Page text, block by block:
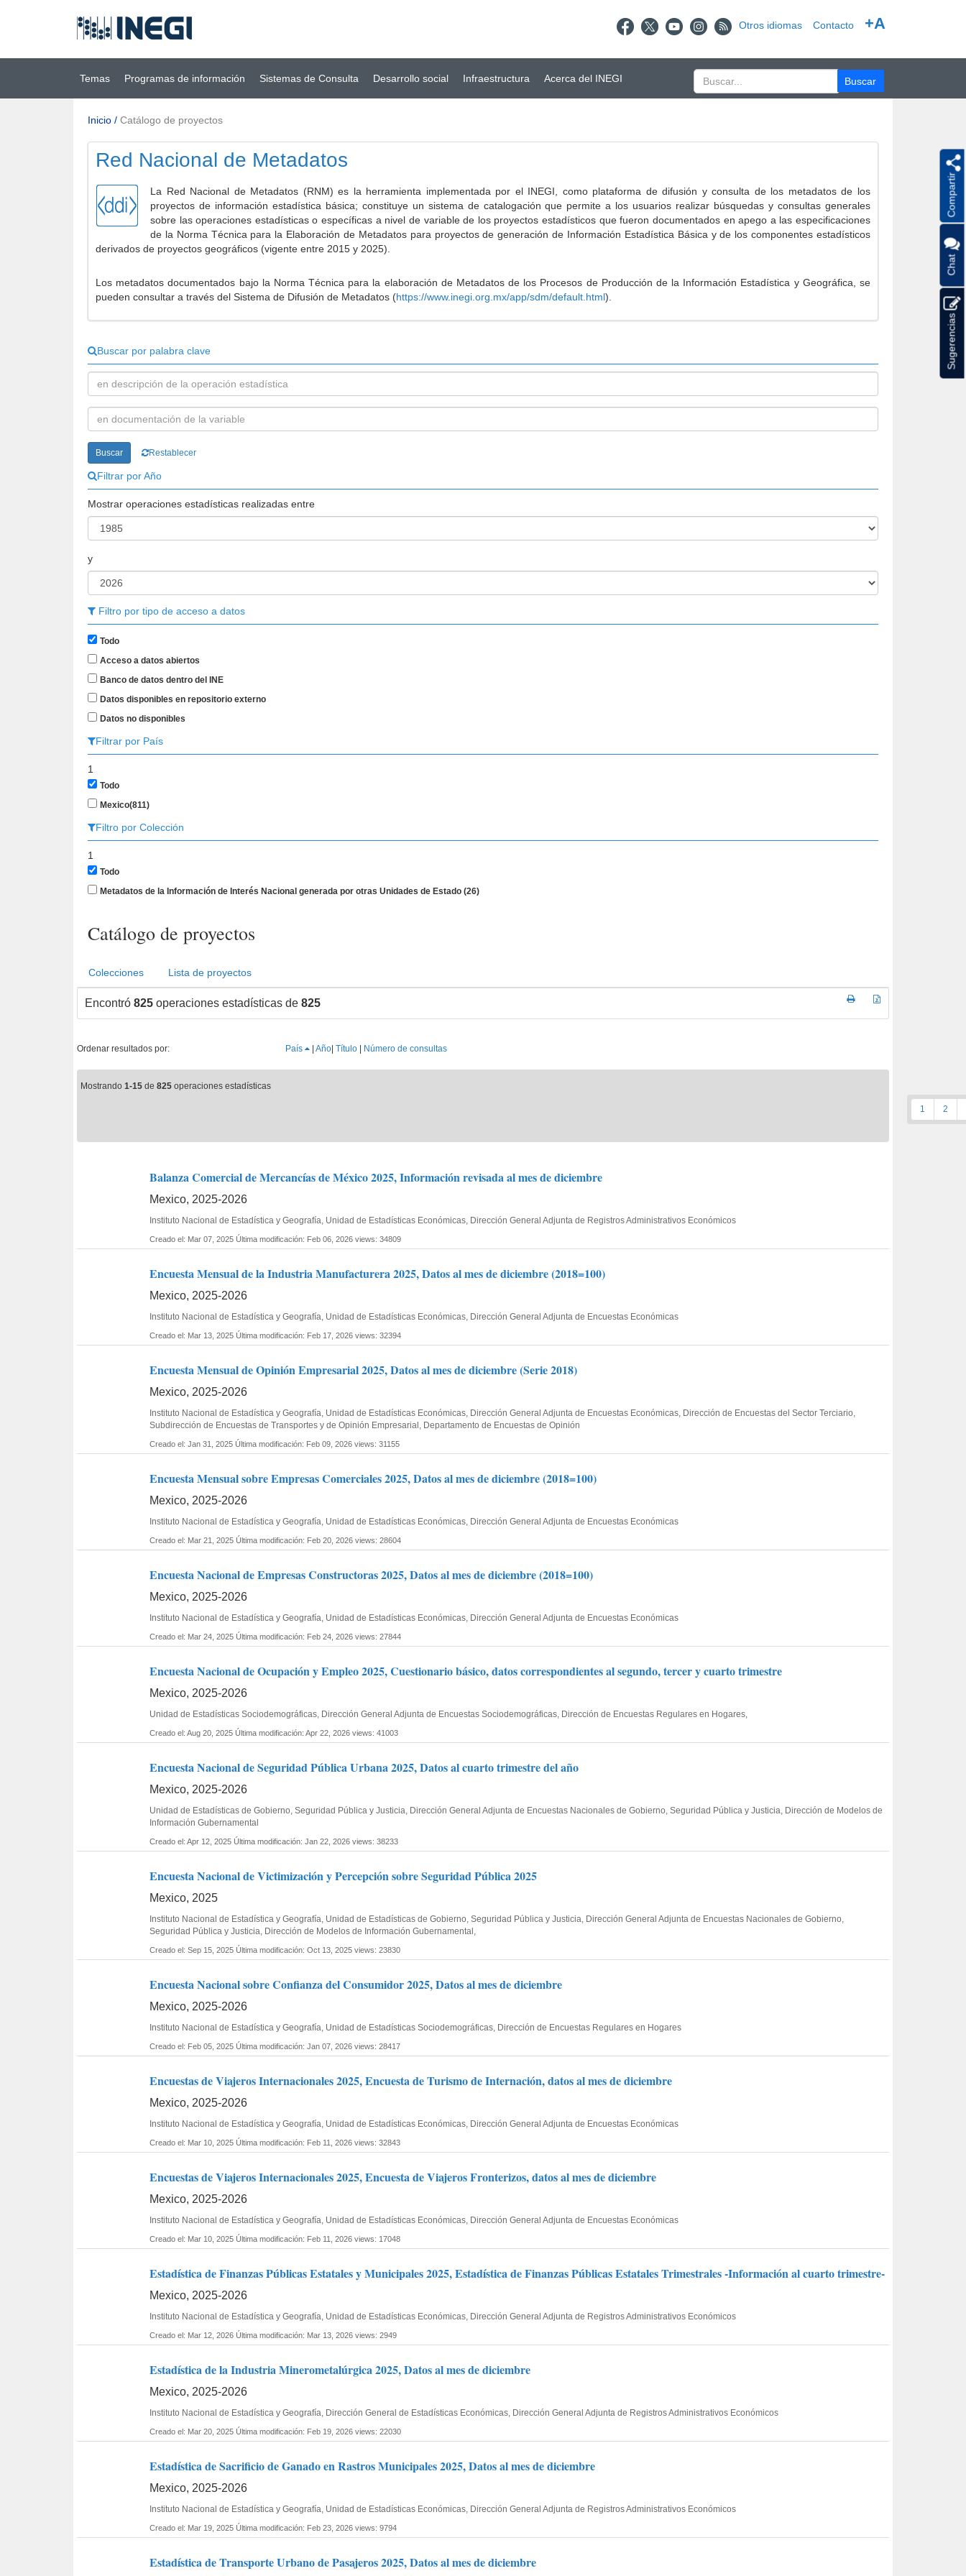
principal
(INEGI) Otros idiomas Contacto +A
Temas Programas de información Sistemas de Consulta Desarrollo social Infraestructura Acerca del INEGI
Inicio / Catálogo de proyectos
Red Nacional de Metadatos
La Red Nacional de Metadatos (RNM) es la herramienta implementada por el INEGI, como plataforma de difusión y consulta de los metadatos de los
proyectos de información estadística básica; constituye un sistema de catalogación que permite a los usuarios realizar búsquedas y consultas generales
sobre las operaciones estadísticas o específicas a nivel de variable de los proyectos estadísticos que fueron documentados en apego a las especificaciones
de la Norma Técnica para la Elaboración de Metadatos para proyectos de generación de Información Estadística Básica y de los componentes estadísticos
derivados de proyectos geográficos (vigente entre 2015 y 2025).
Los metadatos documentados bajo la Norma Técnica para la elaboración de Metadatos de los Procesos de Producción de la Información Estadística y Geográfica, se
pueden consultar a través del Sistema de Difusión de Metadatos (https://www.inegi.org.mx/app/sdm/default.html).
Buscar por palabra clave
Buscar Restablecer
Filtrar por Año
Mostrar operaciones estadísticas realizadas entre
y
Filtro por tipo de acceso a datos
Todo
Acceso a datos abiertos
Banco de datos dentro del INE
Datos disponibles en repositorio externo
Datos no disponibles
Filtrar por País
1
Todo
Mexico(811)
Filtro por Colección
1
Todo
Metadatos de la Información de Interés Nacional generada por otras Unidades de Estado (26)
Catálogo de proyectos
Colecciones Lista de proyectos
Encontró 825 operaciones estadísticas de 825
Ordenar resultados por: País Año Título Número de consultas
Mostrando 1-15 de 825 operaciones estadísticas
1 2
Balanza Comercial de Mercancías de México 2025, Información revisada al mes de diciembre
Mexico, 2025-2026
Instituto Nacional de Estadística y Geografía, Unidad de Estadísticas Económicas, Dirección General Adjunta de Registros Administrativos Económicos
Creado el: Mar 07, 2025 Última modificación: Feb 06, 2026 views: 34809
Encuesta Mensual de la Industria Manufacturera 2025, Datos al mes de diciembre (2018=100)
Mexico, 2025-2026
Instituto Nacional de Estadística y Geografía, Unidad de Estadísticas Económicas, Dirección General Adjunta de Encuestas Económicas
Creado el: Mar 13, 2025 Última modificación: Feb 17, 2026 views: 32394
Encuesta Mensual de Opinión Empresarial 2025, Datos al mes de diciembre (Serie 2018)
Mexico, 2025-2026
Instituto Nacional de Estadística y Geografía, Unidad de Estadísticas Económicas, Dirección General Adjunta de Encuestas Económicas, Dirección de Encuestas del Sector Terciario,
Subdirección de Encuestas de Transportes y de Opinión Empresarial, Departamento de Encuestas de Opinión
Creado el: Jan 31, 2025 Última modificación: Feb 09, 2026 views: 31155
Encuesta Mensual sobre Empresas Comerciales 2025, Datos al mes de diciembre (2018=100)
Mexico, 2025-2026
Instituto Nacional de Estadística y Geografía, Unidad de Estadísticas Económicas, Dirección General Adjunta de Encuestas Económicas
Creado el: Mar 21, 2025 Última modificación: Feb 20, 2026 views: 28604
Encuesta Nacional de Empresas Constructoras 2025, Datos al mes de diciembre (2018=100)
Mexico, 2025-2026
Instituto Nacional de Estadística y Geografía, Unidad de Estadísticas Económicas, Dirección General Adjunta de Encuestas Económicas
Creado el: Mar 24, 2025 Última modificación: Feb 24, 2026 views: 27844
Encuesta Nacional de Ocupación y Empleo 2025, Cuestionario básico, datos correspondientes al segundo, tercer y cuarto trimestre
Mexico, 2025-2026
Unidad de Estadísticas Sociodemográficas, Dirección General Adjunta de Encuestas Sociodemográficas, Dirección de Encuestas Regulares en Hogares,
Creado el: Aug 20, 2025 Última modificación: Apr 22, 2026 views: 41003
Encuesta Nacional de Seguridad Pública Urbana 2025, Datos al cuarto trimestre del año
Mexico, 2025-2026
Unidad de Estadísticas de Gobierno, Seguridad Pública y Justicia, Dirección General Adjunta de Encuestas Nacionales de Gobierno, Seguridad Pública y Justicia, Dirección de Modelos de
Información Gubernamental
Creado el: Apr 12, 2025 Última modificación: Jan 22, 2026 views: 38233
Encuesta Nacional de Victimización y Percepción sobre Seguridad Pública 2025
Mexico, 2025
Instituto Nacional de Estadística y Geografía, Unidad de Estadísticas de Gobierno, Seguridad Pública y Justicia, Dirección General Adjunta de Encuestas Nacionales de Gobierno,
Seguridad Pública y Justicia, Dirección de Modelos de Información Gubernamental,
Creado el: Sep 15, 2025 Última modificación: Oct 13, 2025 views: 23830
Encuesta Nacional sobre Confianza del Consumidor 2025, Datos al mes de diciembre
Mexico, 2025-2026
Instituto Nacional de Estadística y Geografía, Unidad de Estadísticas Sociodemográficas, Dirección de Encuestas Regulares en Hogares
Creado el: Feb 05, 2025 Última modificación: Jan 07, 2026 views: 28417
Encuestas de Viajeros Internacionales 2025, Encuesta de Turismo de Internación, datos al mes de diciembre
Mexico, 2025-2026
Instituto Nacional de Estadística y Geografía, Unidad de Estadísticas Económicas, Dirección General Adjunta de Encuestas Económicas
Creado el: Mar 10, 2025 Última modificación: Feb 11, 2026 views: 32843
Encuestas de Viajeros Internacionales 2025, Encuesta de Viajeros Fronterizos, datos al mes de diciembre
Mexico, 2025-2026
Instituto Nacional de Estadística y Geografía, Unidad de Estadísticas Económicas, Dirección General Adjunta de Encuestas Económicas
Creado el: Mar 10, 2025 Última modificación: Feb 11, 2026 views: 17048
Estadística de Finanzas Públicas Estatales y Municipales 2025, Estadística de Finanzas Públicas Estatales Trimestrales -Información al cuarto trimestre-
Mexico, 2025-2026
Instituto Nacional de Estadística y Geografía, Unidad de Estadísticas Económicas, Dirección General Adjunta de Registros Administrativos Económicos
Creado el: Mar 12, 2026 Última modificación: Mar 13, 2026 views: 2949
Estadística de la Industria Minerometalúrgica 2025, Datos al mes de diciembre
Mexico, 2025-2026
Instituto Nacional de Estadística y Geografía, Dirección General de Estadísticas Económicas, Dirección General Adjunta de Registros Administrativos Económicos
Creado el: Mar 20, 2025 Última modificación: Feb 19, 2026 views: 22030
Estadística de Sacrificio de Ganado en Rastros Municipales 2025, Datos al mes de diciembre
Mexico, 2025-2026
Instituto Nacional de Estadística y Geografía, Unidad de Estadísticas Económicas, Dirección General Adjunta de Registros Administrativos Económicos
Creado el: Mar 19, 2025 Última modificación: Feb 23, 2026 views: 9794
Estadística de Transporte Urbano de Pasajeros 2025, Datos al mes de diciembre
Compartir
Chat
Sugerencias